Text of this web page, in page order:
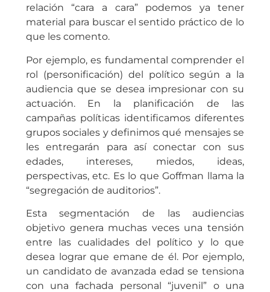
relación “cara a cara” podemos ya tener
material para buscar el sentido práctico de lo
que les comento.
Por ejemplo, es fundamental comprender el
rol (personificación) del político según a la
audiencia que se desea impresionar con su
actuación. En la planificación de las
campañas políticas identificamos diferentes
grupos sociales y definimos qué mensajes se
les entregarán para así conectar con sus
edades, intereses, miedos, ideas,
perspectivas, etc. Es lo que Goffman llama la
“segregación de auditorios”.
Esta segmentación de las audiencias
objetivo genera muchas veces una tensión
entre las cualidades del político y lo que
desea lograr que emane de él. Por ejemplo,
un candidato de avanzada edad se tensiona
con una fachada personal “juvenil” o una